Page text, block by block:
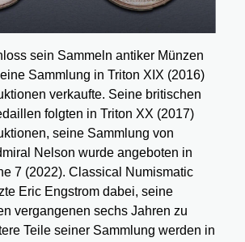
sein Sammeln antiker Münzen
Sammlung in Triton XIX (2016)
verkaufte. Seine britischen
folgten in Triton XX (2017)
seine Sammlung von
Nelson wurde angeboten in
7 (2022). Classical Numismatic
Eric Engstrom dabei, seine
vergangenen sechs Jahren zu
Teile seiner Sammlung werden in